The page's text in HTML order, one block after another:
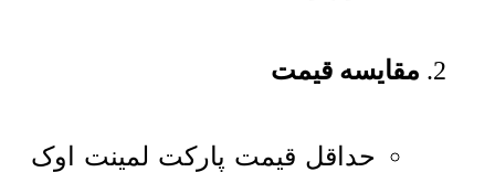
مقایسه قیمت
حداقل قیمت پارکت لمینت اوک